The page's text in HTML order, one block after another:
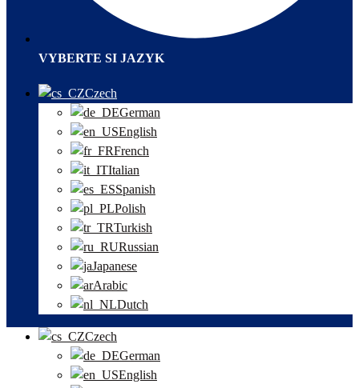
VYBERTE SI JAZYK
Czech
German
English
French
Italian
Spanish
Polish
Turkish
Russian
Japanese
Arabic
Dutch
Czech
German
English